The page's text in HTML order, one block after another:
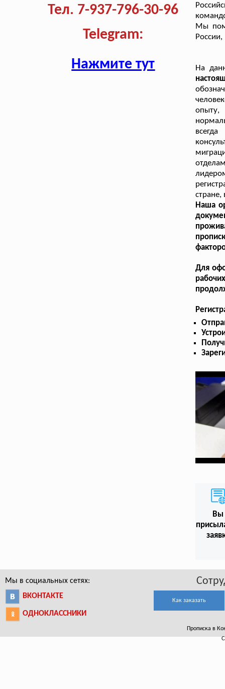
Тел. 7-937-796-30-96
Telegram:
Нажмите тут
Мы
На
Наша
Для
Вы
Мы в социальных сетях:
ВКОНТАКТЕ
ОДНОКЛАССНИКИ
Как заказать
Прописка в